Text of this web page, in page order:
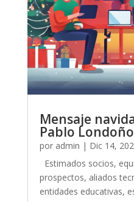
Mensaje
Pablo Londoño
por admin | Dic 14,
Estimados socios,
prospectos, aliados
entidades educativas,